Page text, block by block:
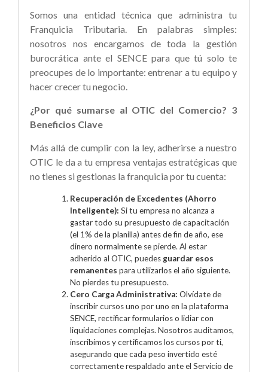
Somos una entidad técnica que administra tu
Franquicia Tributaria. En palabras simples:
nosotros nos encargamos de toda la gestión
burocrática ante el SENCE para que tú solo te
preocupes de lo importante: entrenar a tu equipo y
hacer crecer tu negocio.
¿Por qué sumarse al OTIC del Comercio? 3
Beneficios Clave
Más allá de cumplir con la ley, adherirse a nuestro
OTIC le da a tu empresa ventajas estratégicas que
no tienes si gestionas la franquicia por tu cuenta:
Recuperación de Excedentes (Ahorro
Inteligente): Si tu empresa no alcanza a
gastar todo su presupuesto de capacitación
(el 1% de la planilla) antes de fin de año, ese
dinero normalmente se pierde. Al estar
adherido al OTIC, puedes guardar esos
remanentes para utilizarlos el año siguiente.
No pierdes tu presupuesto.
Cero Carga Administrativa: Olvídate de
inscribir cursos uno por uno en la plataforma
SENCE, rectificar formularios o lidiar con
liquidaciones complejas. Nosotros auditamos,
inscribimos y certificamos los cursos por ti,
asegurando que cada peso invertido esté
correctamente respaldado ante el Servicio de